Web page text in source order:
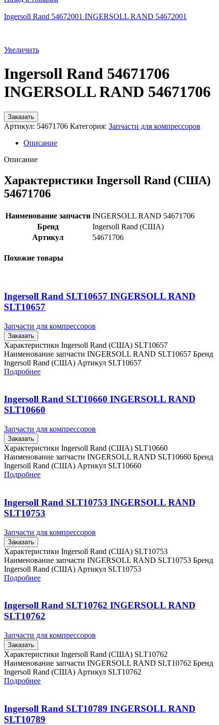
Ingersoll Rand 54672001 INGERSOLL RAND 54672001
Увеличить
Ingersoll Rand 54671706
INGERSOLL RAND 54671706
Заказать
Артикул: 54671706 Категория: Запчасти для компрессоров
Описание
Описание
Характеристики Ingersoll Rand (США)
54671706
Наименование запчасти INGERSOLL RAND 54671706
Бренд
Ingersoll Rand (США)
Артикул
54671706
Похожие товары
Ingersoll Rand SLT10657 INGERSOLL RAND
SLT10657
Запчасти для компрессоров
Заказать
Характеристики Ingersoll Rand (США) SLT10657
Наименование запчасти INGERSOLL RAND SLT10657 Бренд
Ingersoll Rand (США) Артикул SLT10657
Подробнее
Ingersoll Rand SLT10660 INGERSOLL RAND
SLT10660
Запчасти для компрессоров
Заказать
Характеристики Ingersoll Rand (США) SLT10660
Наименование запчасти INGERSOLL RAND SLT10660 Бренд
Ingersoll Rand (США) Артикул SLT10660
Подробнее
Ingersoll Rand SLT10753 INGERSOLL RAND
SLT10753
Запчасти для компрессоров
Заказать
Характеристики Ingersoll Rand (США) SLT10753
Наименование запчасти INGERSOLL RAND SLT10753 Бренд
Ingersoll Rand (США) Артикул SLT10753
Подробнее
Ingersoll Rand SLT10762 INGERSOLL RAND
SLT10762
Запчасти для компрессоров
Заказать
Характеристики Ingersoll Rand (США) SLT10762
Наименование запчасти INGERSOLL RAND SLT10762 Бренд
Ingersoll Rand (США) Артикул SLT10762
Подробнее
Ingersoll Rand SLT10789 INGERSOLL RAND
SLT10789